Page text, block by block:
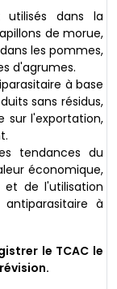
utilisés dans la
de morue,
les pommes,
d'agrumes.
à base
sans résidus,
sur l'exportation,
tendances du
économique,
et de l'utilisation
à
le TCAC le